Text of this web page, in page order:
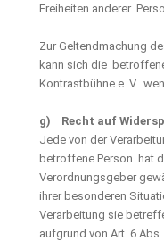
Freiheiten anderer
Zur Geltendmachung
kann sich die
Kontrastbühne e. V.
g) Recht auf
Jede von der
betroffene Person hat
Verordnungsgeber
ihrer besonderen
Verarbeitung sie
aufgrund von Art. 6